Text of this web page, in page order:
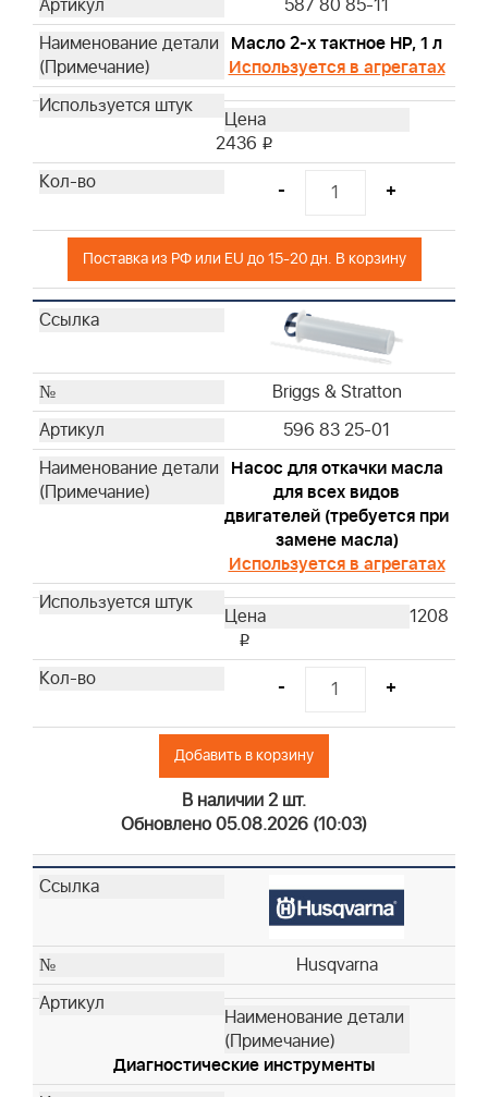
Husqvarna
Husqvarna
Husqvarna
Husqvarna
Husqvarna
Husqvarna
Husqvarna
Husqvarna
Husqvarna
Husqvarna
Husqvarna
Husqvarna
Husqvarna
Husqvarna
Husqvarna
Husqvarna
Husqvarna
Husqvarna
Husqvarna
Husqvarna
Husqvarna
Husqvarna
Husqvarna
Husqvarna
Husqvarna
Husqvarna
Husqvarna
Husqvarna
Husqvarna
Husqvarna
587 80 85-11
Масло 2-х тактное HP, 1 л
Используется в агрегатах
2436 i
- +
Поставка из РФ или EU до 15-20 дн. В корзину
Briggs & Stratton
596 83 25-01
Насос для откачки масла
для всех видов
двигателей (требуется при
замене масла)
Используется в агрегатах
1208
i
- +
Добавить в корзину
В наличии 2 шт.
Обновлено 05.08.2026 (10:03)
Husqvarna
Диагностические инструменты